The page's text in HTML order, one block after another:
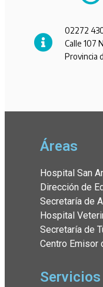
02272
Calle 107
Provincia
Áreas
Hospital San
Dirección de
Secretaría de
Hospital
Secretaría de
Centro Emisor
Servicios